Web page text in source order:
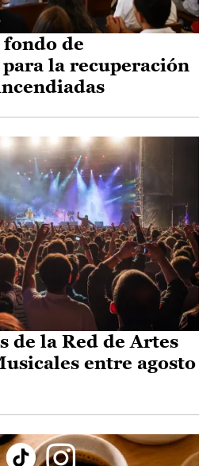
de
la recuperación
de la Red de Artes
entre agosto